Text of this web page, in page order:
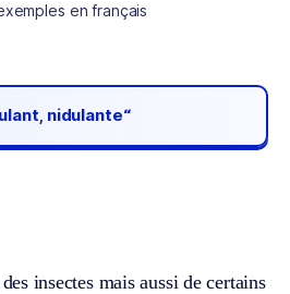
en français
nidulante“
insectes mais aussi de certains